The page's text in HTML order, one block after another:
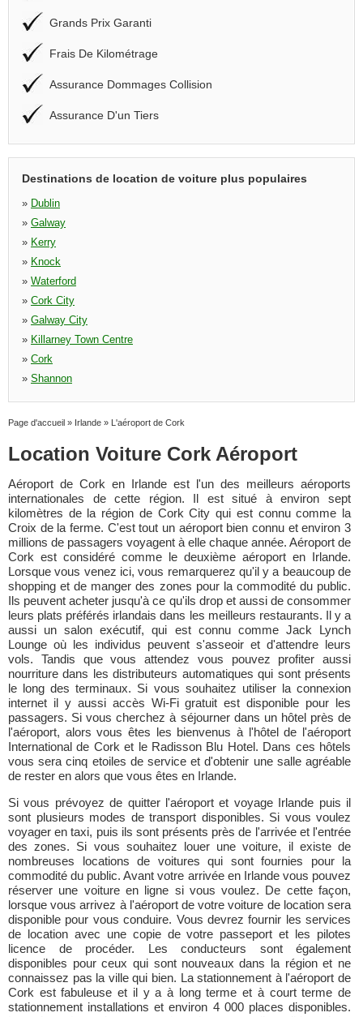
Grands Prix Garanti
Frais De Kilométrage
Assurance Dommages Collision
Assurance D'un Tiers
Destinations de location de voiture plus populaires
» Dublin
» Galway
» Kerry
» Knock
» Waterford
» Cork City
» Galway City
» Killarney Town Centre
» Cork
» Shannon
Page d'accueil » Irlande » L'aéroport de Cork
Location Voiture Cork Aéroport
Aéroport de Cork en Irlande est l'un des meilleurs aéroports
internationales de cette région. Il est situé à environ sept
kilomètres de la région de Cork City qui est connu comme la
Croix de la ferme. C'est tout un aéroport bien connu et environ 3
millions de passagers voyagent à elle chaque année. Aéroport de
Cork est considéré comme le deuxième aéroport en Irlande.
Lorsque vous venez ici, vous remarquerez qu'il y a beaucoup de
shopping et de manger des zones pour la commodité du public.
Ils peuvent acheter jusqu'à ce qu'ils drop et aussi de consommer
leurs plats préférés irlandais dans les meilleurs restaurants. Il y a
aussi un salon exécutif, qui est connu comme Jack Lynch
Lounge où les individus peuvent s'asseoir et d'attendre leurs
vols. Tandis que vous attendez vous pouvez profiter aussi
nourriture dans les distributeurs automatiques qui sont présents
le long des terminaux. Si vous souhaitez utiliser la connexion
internet il y aussi accès Wi-Fi gratuit est disponible pour les
passagers. Si vous cherchez à séjourner dans un hôtel près de
l'aéroport, alors vous êtes les bienvenus à l'hôtel de l'aéroport
International de Cork et le Radisson Blu Hotel. Dans ces hôtels
vous sera cinq etoiles de service et d'obtenir une salle agréable
de rester en alors que vous êtes en Irlande.
Si vous prévoyez de quitter l'aéroport et voyage Irlande puis il
sont plusieurs modes de transport disponibles. Si vous voulez
voyager en taxi, puis ils sont présents près de l'arrivée et l'entrée
des zones. Si vous souhaitez louer une voiture, il existe de
nombreuses locations de voitures qui sont fournies pour la
commodité du public. Avant votre arrivée en Irlande vous pouvez
réserver une voiture en ligne si vous voulez. De cette façon,
lorsque vous arrivez à l'aéroport de votre voiture de location sera
disponible pour vous conduire. Vous devrez fournir les services
de location avec une copie de votre passeport et les pilotes
licence de procéder. Les conducteurs sont également
disponibles pour ceux qui sont nouveaux dans la région et ne
connaissez pas la ville qui bien. La stationnement à l'aéroport de
Cork est fabuleuse et il y a à long terme et à court terme de
stationnement installations et environ 4 000 places disponibles.